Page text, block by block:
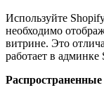
Используйте
необходимо
витрине. Это
работает в админке